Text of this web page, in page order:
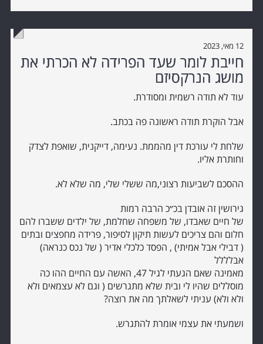
12 מאי, 2023
חייבת לומר שעד הפרידה לא הכרתי את
מושג הנרקסיזם
עוד לא תודה רשמית ומסודרת.
אבל הוקרת תודה ראשונה פה בכתב.
שלחת לי עורכת דין מהממת. נעימה, דייקנית, שואפת לצדק
וחותרת אליו.
ההסכם לשביעות רצוני,מה ששלי שלי, מה שלא לא.
גירושין זה אובדן בכ״כ הרבה רמות
של חיים שאבדו, של משפחה שחלמת, של ילדים ששברו להם
חלום והם צריכים לעשות תיקון לסיפור, פרידה מחפצים ובתים
( דבילי אבל אמיתי) , הפסד כלכלי אדיר ( של נכס כנראה)
אבלללל
מאמינה שאם הגעתי לגיל 47, האשה עם החיים ההו כה
מוסללים שהיו לי ובית שלא מתגרשים ( וגם לא עצמאים ולא
ולא ולא) עניתי לשאלתך מה את רוצה?
ושמעתי את עצמי אומרת להתגרש.